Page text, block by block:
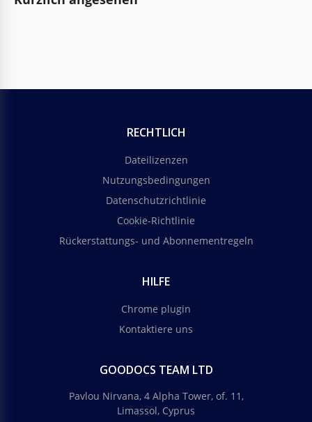
RECHTLICH
Dateilizenzen
Nutzungsbedingungen
Datenschutzrichtlinie
Cookie-Richtlinie
Rückerstattungs- und Abonnementregeln
HILFE
Chrome plugin
Kontaktiere uns
GOODOCS TEAM LTD
Pavlou Nirvana, 4 Alpha Tower, of. 11,
Limassol, Cyprus